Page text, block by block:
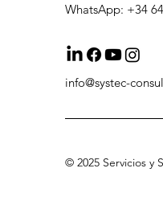
WhatsApp: +34
info@systec-
© 2025 Servicios y